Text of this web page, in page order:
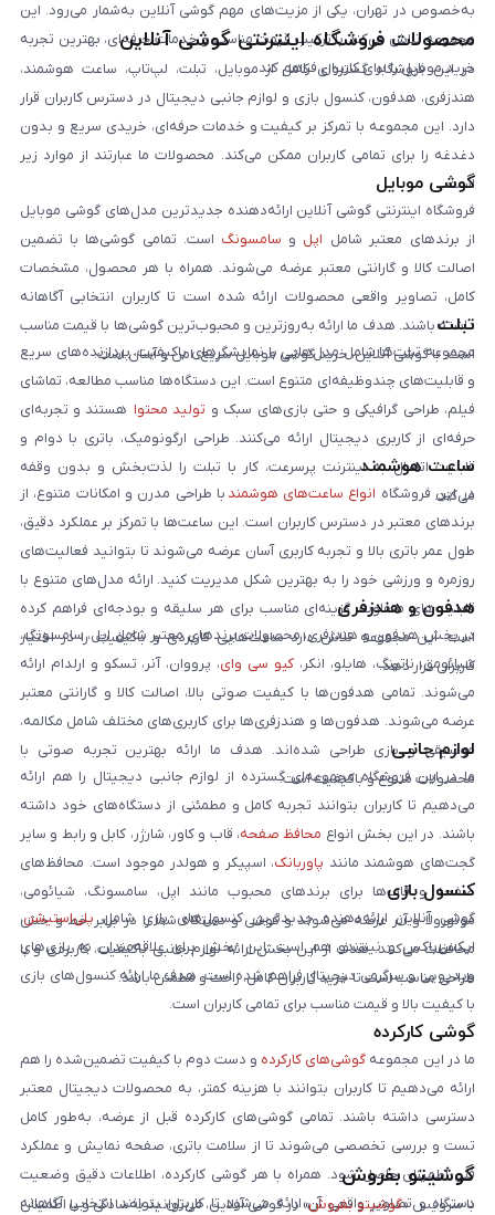
به‌خصوص در تهران، یکی از مزیت‌های مهم گوشی آنلاین به‌شمار می‌رود. این
مجموعه تلاش می‌کند با ترکیب قیمت مناسب و خدمات حرفه‌ای، بهترین تجربه
خرید موبایل را برای کاربران فراهم کند.
محصولات فروشگاه اینترنتی گوشی آنلاین
در این فروشگاه گستره‌ای کامل از موبایل، تبلت، لپ‌تاپ، ساعت هوشمند،
هندزفری، هدفون، کنسول بازی و لوازم جانبی دیجیتال در دسترس کاربران قرار
دارد. این مجموعه با تمرکز بر کیفیت و خدمات حرفه‌ای، خریدی سریع و بدون
دغدغه را برای تمامی کاربران ممکن می‌کند. محصولات ما عبارتند از موارد زیر
است:
گوشی موبایل
فروشگاه اینترنتی گوشی آنلاین ارائه‌دهنده جدیدترین مدل‌های گوشی موبایل
از برندهای معتبر شامل اپل و سامسونگ است. تمامی گوشی‌ها با تضمین
اصالت کالا و گارانتی معتبر عرضه می‌شوند. همراه با هر محصول، مشخصات
کامل، تصاویر واقعی محصولات ارائه شده است تا کاربران انتخابی آگاهانه
داشته باشند. هدف ما ارائه به‌روزترین و محبوب‌ترین گوشی‌ها با قیمت مناسب
است. با گوشی آنلاین، خرید گوشی موبایل سریع، امن و آسان است.
تبلت
مجموعه تبلت‌ها شامل مدل‌هایی با نمایشگرهای باکیفیت، پردازنده‌های سریع
و قابلیت‌های چندوظیفه‌ای متنوع است. این دستگاه‌ها مناسب مطالعه، تماشای
فیلم، طراحی گرافیکی و حتی بازی‌های سبک و تولید محتوا هستند و تجربه‌ای
حرفه‌ای از کاربری دیجیتال ارائه می‌کنند. طراحی ارگونومیک، باتری با دوام و
قابلیت اتصال به اینترنت پرسرعت، کار با تبلت را لذت‌بخش و بدون وقفه
می‌کند.
ساعت هوشمند
در این فروشگاه انواع ساعت‌های هوشمند با طراحی مدرن و امکانات متنوع، از
برندهای معتبر در دسترس کاربران است. این ساعت‌ها با تمرکز بر عملکرد دقیق،
طول عمر باتری بالا و تجربه کاربری آسان عرضه می‌شوند تا بتوانید فعالیت‌های
روزمره و ورزشی خود را به بهترین شکل مدیریت کنید. ارائه مدل‌های متنوع با
قابلیت‌های متفاوت، گزینه‌ای مناسب برای هر سلیقه و بودجه‌ای فراهم کرده
است. این مجموعه تلاش دارد ساعت‌هایی کاربردی و باکیفیت را در اختیار
کاربران قرار دهد.
هدفون و هندزفری
در بخش هدفون و هندزفری، محصولات برندهای معتبر شامل اپل، سامسونگ،
شیائومی، ناتینگ، هایلو، انکر، کیو سی وای، پرووان، آنر، تسکو و ارلدام ارائه
می‌شوند. تمامی هدفون‌ها با کیفیت صوتی بالا، اصالت کالا و گارانتی معتبر
عرضه می‌شوند. هدفون‌ها و هندزفری‌ها برای کاربری‌های مختلف شامل مکالمه،
موسیقی و بازی طراحی شده‌اند. هدف ما ارائه بهترین تجربه صوتی با
محصولات متنوع و باکیفیت است.
لوازم جانبی
ما در این فروشگاه مجموعه‌ای گسترده از لوازم جانبی دیجیتال را هم ارائه
می‌دهیم تا کاربران بتوانند تجربه کامل و مطمئنی از دستگاه‌های خود داشته
باشند. در این بخش انواع محافظ صفحه، قاب و کاور، شارژر، کابل و رابط و سایر
گجت‌های هوشمند مانند پاوربانک، اسپیکر و هولدر موجود است. محافظ‌های
صفحه و قاب‌ها برای برندهای محبوب مانند اپل، سامسونگ، شیائومی،
موتورولا و آنر عرضه می‌شوند و گوشی و دستگاه شما را در برابر خط و خش
محافظت می‌کنند. هدف از این بخش ارائه لوازم جانبی باکیفیت، کاربردی و با
طراحی مناسب است تا خرید کاربران کامل، راحت و مطمئن باشد.
کنسول بازی
گوشی آنلاین ارائه‌دهنده جدیدترین کنسول‌های بازی شامل پلی‌استیشن،
ایکس‌باکس و نینتندو هم است. این بخش برای علاقه‌مندان به بازی‌های
ویدیویی و سرگرمی دیجیتال فراهم شده است. هدف ما ارائه کنسول‌های بازی
با کیفیت بالا و قیمت مناسب برای تمامی کاربران است.
گوشی کارکرده
ما در این مجموعه گوشی‌های کارکرده و دست دوم با کیفیت تضمین‌شده را هم
ارائه می‌دهیم تا کاربران بتوانند با هزینه کمتر، به محصولات دیجیتال معتبر
دسترسی داشته باشند. تمامی گوشی‌های کارکرده قبل از عرضه، به‌طور کامل
تست و بررسی تخصصی می‌شوند تا از سلامت باتری، صفحه نمایش و عملکرد
فنی اطمینان حاصل شود. همراه با هر گوشی کارکرده، اطلاعات دقیق وضعیت
دستگاه و تصاویر واقعی آن ارائه می‌شود تا کاربران بتوانند انتخابی آگاهانه
گوشیتو بفروش
با سرویس «گوشیتو بفروش» در گوشی آنلاین، می‌توانید به‌سادگی و با اطمینان